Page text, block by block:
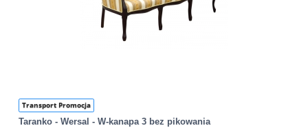
Transport Promocja
Taranko - Wersal - W-kanapa 3 bez pikowania